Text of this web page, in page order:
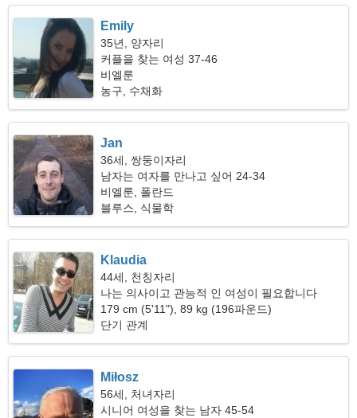
Emily
35년, 양자리
커플을 찾는 여성 37-46
비엘룬
농구, 수채화
Jan
36세, 쌍둥이자리
남자는 여자를 만나고 싶어 24-34
비엘룬, 폴란드
블루스, 식물학
Klaudia
44세, 천칭자리
나는 의사이고 관능적 인 여성이 필요합니다
179 cm (5'11"), 89 kg (196파운드)
단기 관계
Miłosz
56세, 처녀자리
시니어 여성을 찾는 남자 45-54